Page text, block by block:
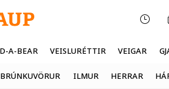
A-BEAR VEISLURÉTTIR VEIGAR
ILMUR HERRAR